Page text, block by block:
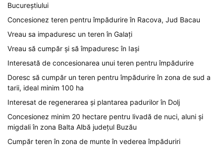
Bucureștiului
Concesionez teren pentru împădurire în Racova, Jud Bacau
Vreau sa impaduresc un teren în Galați
Vreau să cumpăr și să împaduresc în Iași
Interesată de concesionarea unui teren pentru împădurire
Doresc să cumpăr un teren pentru împădurire în zona de sud a
tarii, ideal minim 100 ha
Interesat de regenerarea și plantarea padurilor în Dolj
Concesionez minim 20 hectare pentru livadă de nuci, aluni și
migdali în zona Balta Albă județul Buzău
Cumpăr teren în zona de munte în vederea împăduriri